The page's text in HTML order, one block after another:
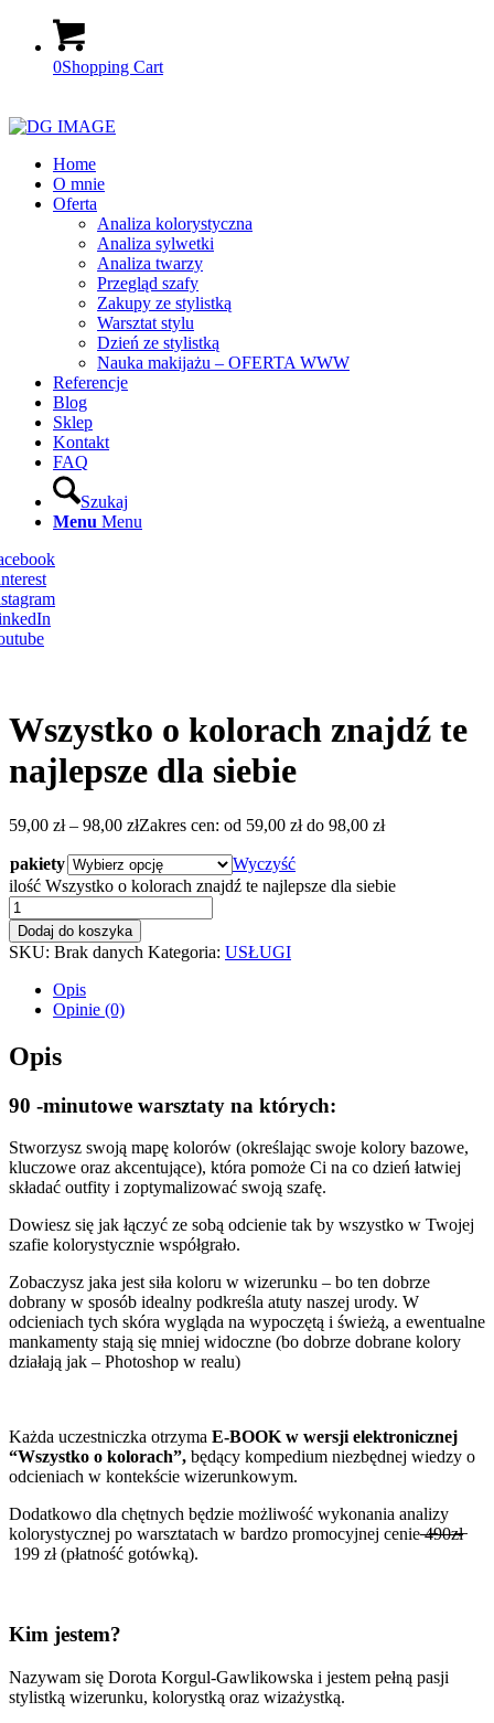
0Shopping Cart
Home
O mnie
Oferta
Analiza kolorystyczna
Analiza sylwetki
Analiza twarzy
Przegląd szafy
Zakupy ze stylistką
Warsztat stylu
Dzień ze stylistką
Nauka makijażu – OFERTA WWW
Referencje
Blog
Sklep
Kontakt
FAQ
Szukaj
Menu Menu
Wszystko o kolorach znajdź te
najlepsze dla siebie
59,00 zł – 98,00 złZakres cen: od 59,00 zł do 98,00 zł
pakiety
Wyczyść
ilość Wszystko o kolorach znajdź te najlepsze dla siebie
Dodaj do koszyka
SKU: Brak danych Kategoria: USŁUGI
Opis
Opinie (0)
Opis
90 -minutowe warsztaty na których:
Stworzysz swoją mapę kolorów (określając swoje kolory bazowe,
kluczowe oraz akcentujące), która pomoże Ci na co dzień łatwiej
składać outfity i zoptymalizować swoją szafę.
Dowiesz się jak łączyć ze sobą odcienie tak by wszystko w Twojej
szafie kolorystycznie współgrało.
Zobaczysz jaka jest siła koloru w wizerunku – bo ten dobrze
dobrany w sposób idealny podkreśla atuty naszej urody. W
odcieniach tych skóra wygląda na wypoczętą i świeżą, a ewentualne
mankamenty stają się mniej widoczne (bo dobrze dobrane kolory
działają jak – Photoshop w realu)
Każda uczestniczka otrzyma E-BOOK w wersji elektronicznej
“Wszystko o kolorach”, będący kompedium niezbędnej wiedzy o
odcieniach w kontekście wizerunkowym.
Dodatkowo dla chętnych będzie możliwość wykonania analizy
kolorystycznej po warsztatach w bardzo promocyjnej cenie4̶90z̶ł̶
199 zł (płatność gotówką).
Kim jestem?
Nazywam się Dorota Korgul-Gawlikowska i jestem pełną pasji
stylistką wizerunku, kolorystką oraz wizażystką.